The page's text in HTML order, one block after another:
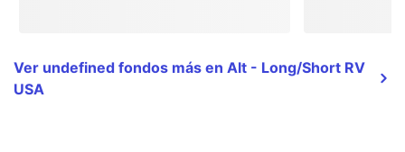
Ver undefined fondos más en Alt - Long/Short RV
USA